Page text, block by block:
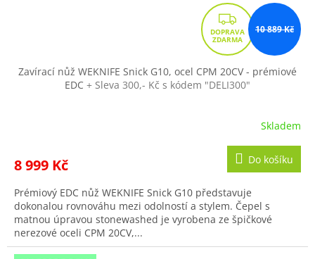
Z
D
A
R
M
10 889 Kč
Zavírací nůž WEKNIFE Snick G10, ocel CPM 20CV - prémiové
EDC + Sleva 300,- Kč s kódem "DELI300"
Skladem
8 999 Kč Do košíku
Prémiový EDC nůž WEKNIFE Snick G10 představuje
dokonalou rovnováhu mezi odolností a stylem. Čepel s
matnou úpravou stonewashed je vyrobena ze špičkové
nerezové oceli CPM 20CV,...